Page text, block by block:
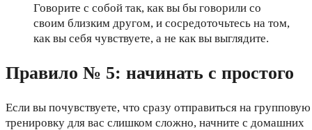
Говорите с собой так, как вы бы говорили со
своим близким другом, и сосредоточьтесь на том,
как вы себя чувствуете, а не как вы выглядите.
Правило № 5: начинать с простого
Если вы почувствуете, что сразу отправиться на групповую
тренировку для вас слишком сложно, начните с домашних